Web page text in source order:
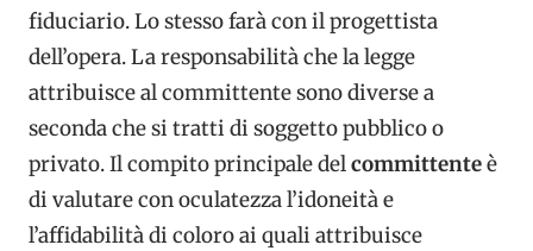
fiduciario. Lo stesso farà con il progettista
dell’opera. La responsabilità che la legge
attribuisce al committente sono diverse a
seconda che si tratti di soggetto pubblico o
privato. Il compito principale delcommittenteè
di valutare con oculatezza l’idoneità e
l’affidabilità di coloro ai quali attribuisce